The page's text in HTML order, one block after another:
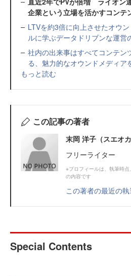
企業という立場を活かすコンテ
LTVを約3倍に向上させたオウ
ルに学ぶデータドリブンな運営
社内の出来事はすべてコンテン
る、魅力的なオウンドメディア
もっと読む
この記事の著者
末岡 洋子（スエオ
フリーライター
※プロフィールは、執筆時
の内容です
この著者の最近の
Special Contents